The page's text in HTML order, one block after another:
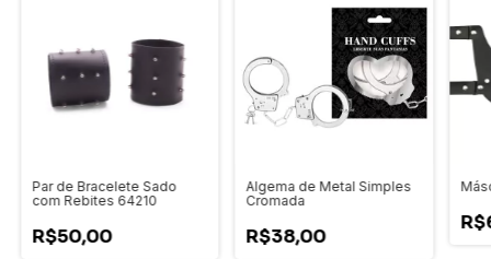
Par de Bracelete Sado
com Rebites 64210
R$50,00
Algema de Metal Simples
Cromada
R$38,00